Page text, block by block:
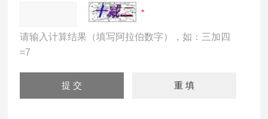
请输入计算结果（填写阿拉伯数字），如：三加四
=7